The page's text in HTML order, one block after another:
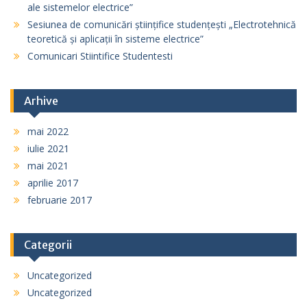
ale sistemelor electrice”
Sesiunea de comunicări științifice studențești „Electrotehnică
teoretică și aplicații în sisteme electrice”
Comunicari Stiintifice Studentesti
Arhive
mai 2022
iulie 2021
mai 2021
aprilie 2017
februarie 2017
Categorii
Uncategorized
Uncategorized